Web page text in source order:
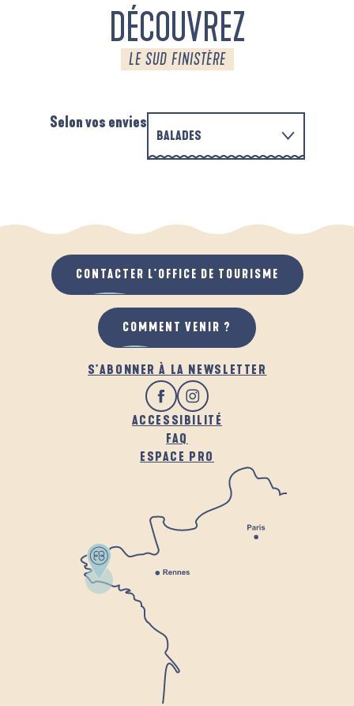
DÉCOUVREZ
LE SUD FINISTÈRE
Selon vos envies
BALADES
QUAND IL PLEUT
AU GRAND AIR
S'ABONNER À LA NEWSLETTER
ACCESSIBILITÉ
FAQ
ESPACE PRO
CONTACTER L'OFFICE DE TOURISME
COMMENT VENIR ?